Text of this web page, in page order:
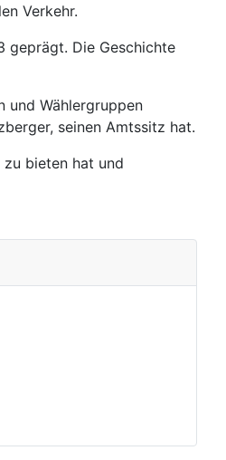
Verkehr.
geprägt. Die Geschichte
und Wählergruppen
seinen Amtssitz hat.
bieten hat und